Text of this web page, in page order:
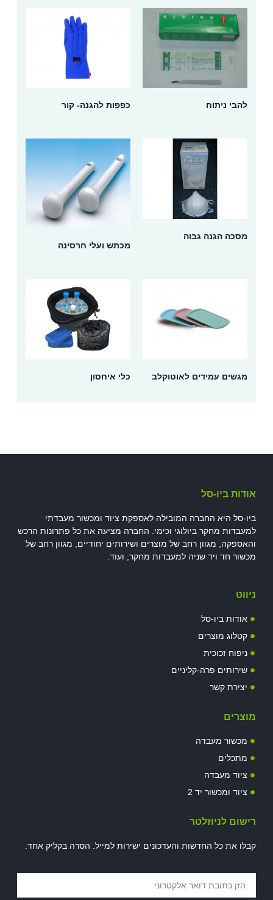
להבי ניתוח כפפות להגנה- קור
מסכה הגנה גבוה
מכתש ועלי חרסינה
מגשים עמידים לאוטוקלב כלי איחסון
אודות ביו-סל
ביו-סל היא החברה המובילה לאספקת ציוד ומכשור מעבדתי
למעבדות מחקר ביולוגי וכימי. החברה מציעה את כל פתרונות הרכש
והאספקה, מגוון רחב של מוצרים ושירותים יחודיים, מגוון רחב של
מכשור חד ויד שניה למעבדות מחקר, ועוד.
ניווט
אודות ביו-סל
קטלוג מוצרים
ניפוח זכוכית
שירותים פרה-קליניים
יצירת קשר
מוצרים
מכשור מעבדה
מתכלים
ציוד מעבדה
ציוד ומכשור יד 2
רישום לניוזלטר
קבלו את כל החדשות והעדכונים ישירות למייל. הסרה בקליק אחד.